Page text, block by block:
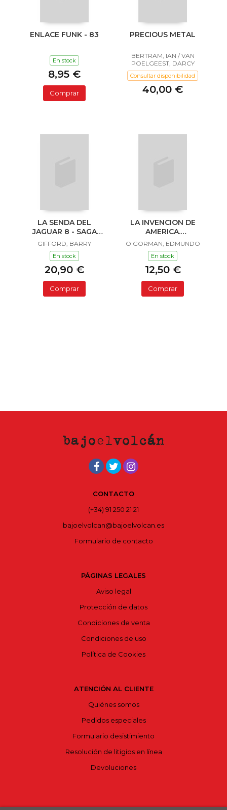
ENLACE FUNK - 83
En stock
8,95 €
Comprar
PRECIOUS METAL
BERTRAM, IAN / VAN
POELGEEST, DARCY
Consultar disponibilidad
40,00 €
LA SENDA DEL
JAGUAR 8 - SAGA
SAILOR Y LULA
GIFFORD, BARRY
En stock
20,90 €
Comprar
LA INVENCION DE
AMERICA.
INVESTIGACION
ACERCA DE L
O'GORMAN, EDMUNDO
En stock
12,50 €
Comprar
CONTACTO
(+34) 91 250 21 21
bajoelvolcan@bajoelvolcan.es
Formulario de contacto
PÁGINAS LEGALES
Aviso legal
Protección de datos
Condiciones de venta
Condiciones de uso
Política de Cookies
ATENCIÓN AL CLIENTE
Quiénes somos
Pedidos especiales
Formulario desistimiento
Resolución de litigios en línea
Devoluciones